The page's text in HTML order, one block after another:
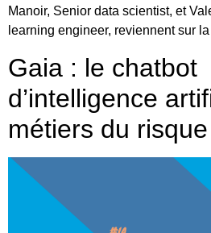
Manoir, Senior data scientist, et
learning engineer, reviennent sur
Gaia : le chatbot
d’intelligence
métiers du risque